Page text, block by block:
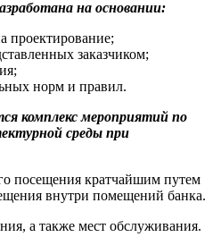
на основании:
проектирование;
заказчиком;
норм и правил.
комплекс мероприятий по
среды при
посещения кратчайшим путем
внутри помещений банка.
а также мест обслуживания.